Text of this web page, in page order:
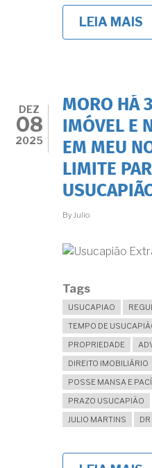
LEIA MAIS
DEZ
08
2025
MORO HÁ
IMÓVEL E
EM MEU
LIMITE
ByJulio
Tags
USUCAPIAO
TEMPO DE
PROPRIEDADE
DIREITO IMOBILIÁRIO
POSSE MANSA E
PRAZO USUCAPIÃO
JULIO MARTINS